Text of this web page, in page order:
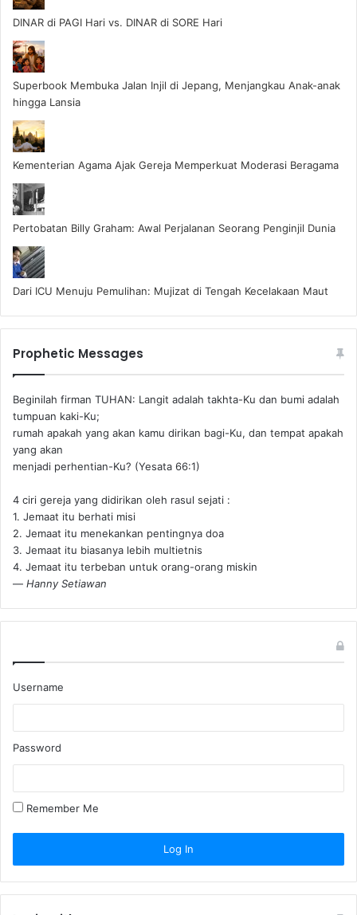
DINAR di PAGI Hari vs. DINAR di SORE Hari
Superbook Membuka Jalan Injil di Jepang, Menjangkau Anak-anak
hingga Lansia
Kementerian Agama Ajak Gereja Memperkuat Moderasi Beragama
Pertobatan Billy Graham: Awal Perjalanan Seorang Penginjil Dunia
Dari ICU Menuju Pemulihan: Mujizat di Tengah Kecelakaan Maut
Prophetic Messages
Beginilah firman TUHAN: Langit adalah takhta-Ku dan bumi adalah
tumpuan kaki-Ku;
rumah apakah yang akan kamu dirikan bagi-Ku, dan tempat apakah
yang akan
menjadi perhentian-Ku? (Yesata 66:1) ‪
4 ciri gereja yang didirikan oleh rasul sejati :
1. Jemaat itu berhati misi
2. Jemaat itu menekankan pentingnya doa
3. Jemaat itu biasanya lebih multietnis
4. Jemaat itu terbeban untuk orang-orang miskin
— Hanny Setiawan
Username
Password
Remember Me